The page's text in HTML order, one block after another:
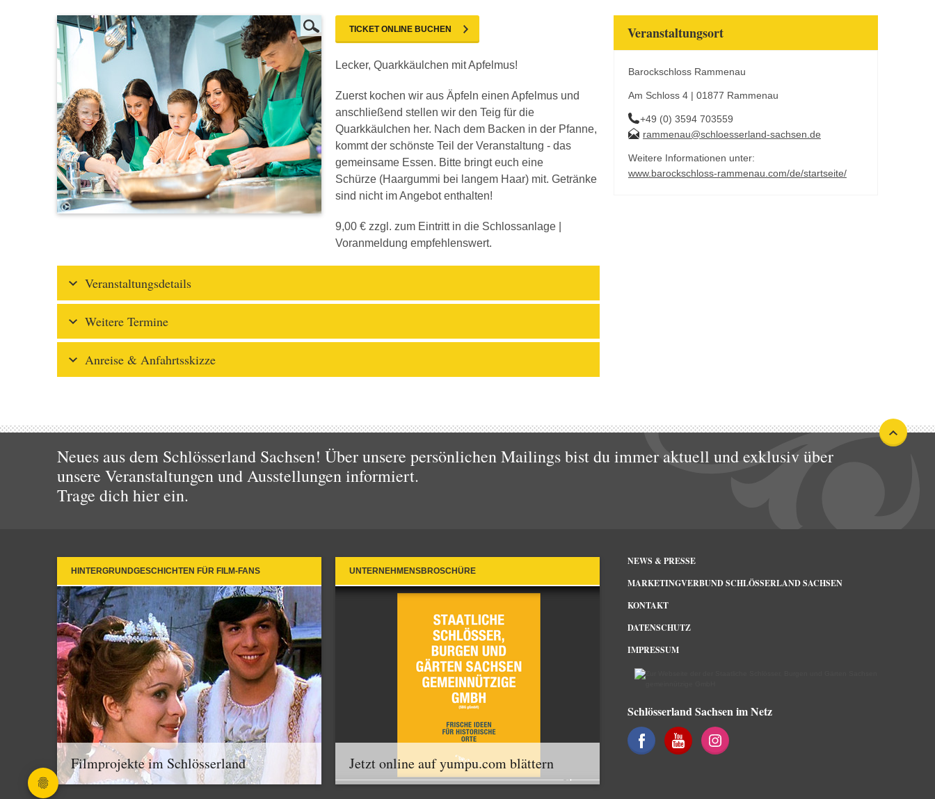
TICKET ONLINE BUCHEN
Lecker, Quarkkäulchen mit Apfelmus!
Zuerst kochen wir aus Äpfeln einen Apfelmus und
anschließend stellen wir den Teig für die
Quarkkäulchen her. Nach dem Backen in der Pfanne,
kommt der schönste Teil der Veranstaltung - das
gemeinsame Essen. Bitte bringt euch eine
Schürze (Haargummi bei langem Haar) mit. Getränke
sind nicht im Angebot enthalten!
9,00 € zzgl. zum Eintritt in die Schlossanlage |
Voranmeldung empfehlenswert.
Veranstaltungsdetails
Weitere Termine
Anreise & Anfahrtsskizze
Veranstaltungsort
Barockschloss Rammenau
Am Schloss 4 | 01877 Rammenau
+49 (0) 3594 703559
rammenau@schloesserland-sachsen.de
Weitere Informationen unter:
www.barockschloss-rammenau.com/de/startseite/
Neues aus dem Schlösserland Sachsen! Über unsere persönlichen Mailings bist du immer aktuell und exklusiv über
unsere Veranstaltungen und Ausstellungen informiert.
Trage dich hier ein.
HINTERGRUNDGESCHICHTEN FÜR FILM-FANS
Filmprojekte im Schlösserland
UNTERNEHMENSBROSCHÜRE
Jetzt online auf yumpu.com blättern
NEWS & PRESSE
MARKETINGVERBUND SCHLÖSSERLAND SACHSEN
KONTAKT
DATENSCHUTZ
IMPRESSUM
Schlösserland Sachsen im Netz